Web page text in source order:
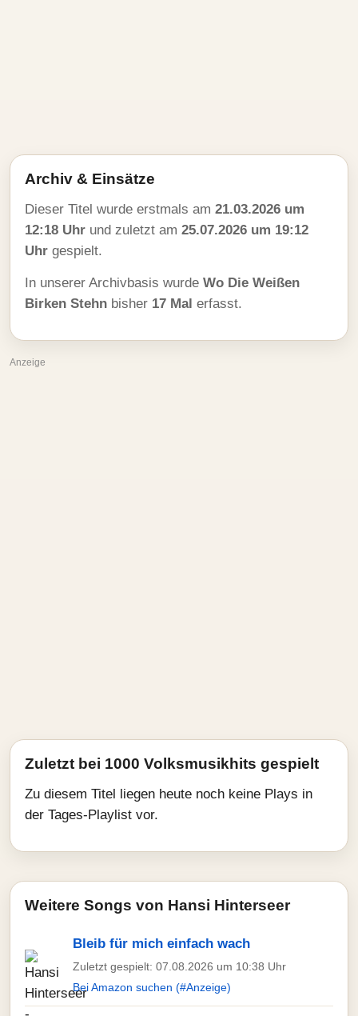
Archiv & Einsätze
Dieser Titel wurde erstmals am 21.03.2026 um
12:18 Uhr und zuletzt am 25.07.2026 um 19:12
Uhr gespielt.
In unserer Archivbasis wurde Wo Die Weißen
Birken Stehn bisher 17 Mal erfasst.
Anzeige
Zuletzt bei 1000 Volksmusikhits gespielt
Zu diesem Titel liegen heute noch keine Plays in
der Tages-Playlist vor.
Weitere Songs von Hansi Hinterseer
Bleib für mich einfach wach
Zuletzt gespielt: 07.08.2026 um 10:38 Uhr
Bei Amazon suchen (#Anzeige)